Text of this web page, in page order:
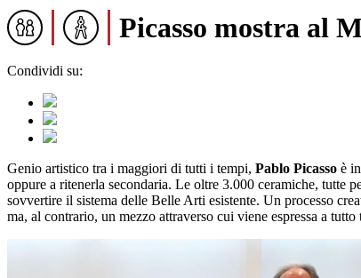
Picasso mostra al
Condividi su:
Genio artistico tra i maggiori di tutti i tempi, Pablo Picasso è
oppure a ritenerla secondaria. Le oltre 3.000 ceramiche, tutte
sovvertire il sistema delle Belle Arti esistente. Un processo
ma, al contrario, un mezzo attraverso cui viene espressa a